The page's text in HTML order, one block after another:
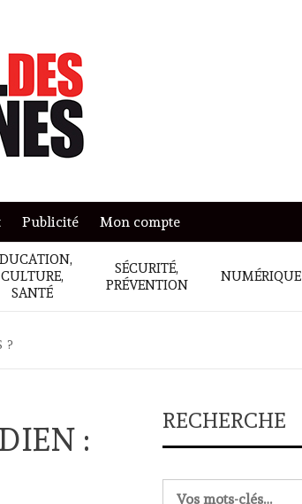
Publicité Mon compte
CULTURE,
SANTÉ
SÉCURITÉ,
PRÉVENTION
NUMÉRIQUE
?
:
RECHERCHE